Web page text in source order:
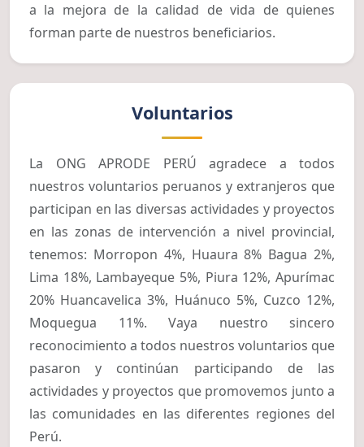
a la mejora de la calidad de vida de quienes
forman parte de nuestros beneficiarios.
Voluntarios
La ONG APRODE PERÚ agradece a todos
nuestros voluntarios peruanos y extranjeros que
participan en las diversas actividades y proyectos
en las zonas de intervención a nivel provincial,
tenemos: Morropon 4%, Huaura 8% Bagua 2%,
Lima 18%, Lambayeque 5%, Piura 12%, Apurímac
20% Huancavelica 3%, Huánuco 5%, Cuzco 12%,
Moquegua 11%. Vaya nuestro sincero
reconocimiento a todos nuestros voluntarios que
pasaron y continúan participando de las
actividades y proyectos que promovemos junto a
las comunidades en las diferentes regiones del
Perú.